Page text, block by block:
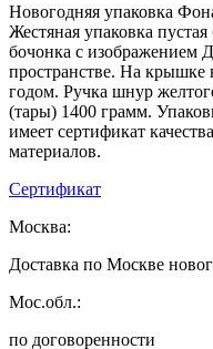
Новогодняя упаковка
Жестяная упаковка
бочонка с изображением
пространстве. На крышке
годом. Ручка шнур
(тары) 1400 грамм.
имеет сертификат
материалов.
Сертификат
Москва:
Доставка по Москве
Мос.обл.:
по договоренности